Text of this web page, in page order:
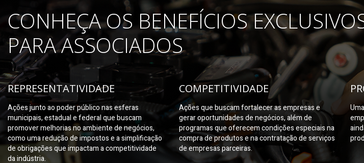
CONHEÇA OS BENEFÍCIOS
PARA ASSOCIADOS
REPRESENTATIVIDADE
Ações junto ao poder público nas esferas
municipais, estadual e federal que buscam
promover melhorias no ambiente de negócios,
como uma redução de impostos e a simplificação
de obrigações que impactam a competitividade
da indústria.
COMPETITIVIDADE
Ações que buscam fortalecer as empresas e
gerar oportunidades de negócios, além de
programas que oferecem condições especiais na
compra de produtos e na contratação de serviços
de empresas parceiras.